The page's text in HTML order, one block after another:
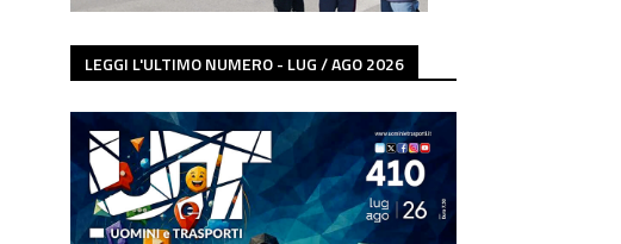
LEGGI L'ULTIMO NUMERO - LUG / AGO 2026